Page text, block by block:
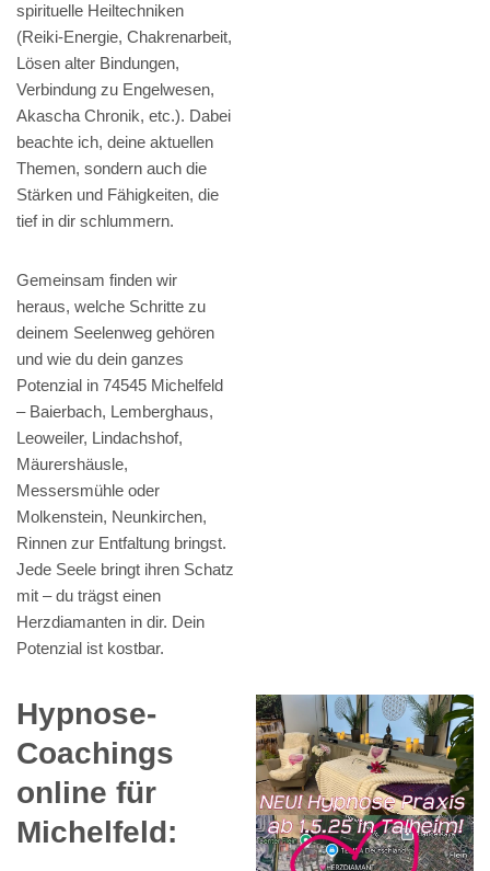
spirituelle Heiltechniken
(Reiki-Energie, Chakrenarbeit,
Lösen alter Bindungen,
Verbindung zu Engelwesen,
Akascha Chronik, etc.). Dabei
beachte ich, deine aktuellen
Themen, sondern auch die
Stärken und Fähigkeiten, die
tief in dir schlummern.
Gemeinsam finden wir
heraus, welche Schritte zu
deinem Seelenweg gehören
und wie du dein ganzes
Potenzial in 74545 Michelfeld
– Baierbach, Lemberghaus,
Leoweiler, Lindachshof,
Mäurershäusle,
Messersmühle oder
Molkenstein, Neunkirchen,
Rinnen zur Entfaltung bringst.
Jede Seele bringt ihren Schatz
mit – du trägst einen
Herzdiamanten in dir. Dein
Potenzial ist kostbar.
Hypnose-
Coachings
online für
Michelfeld: